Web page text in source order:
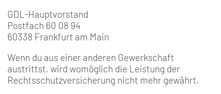
GDL-Hauptvorstand
Postfach 60 08 94
60338 Frankfurt am Main
Wenn du aus einer anderen Gewerkschaft
austrittst, wird womöglich die Leistung der
Rechtsschutzversicherung nicht mehr gewährt.